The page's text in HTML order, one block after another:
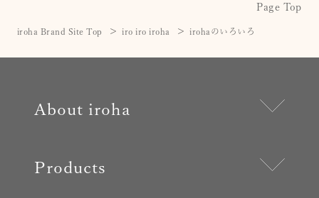
Page Top
iroha Brand Site Top iro iro iroha irohaのいろいろ
About iroha
Products